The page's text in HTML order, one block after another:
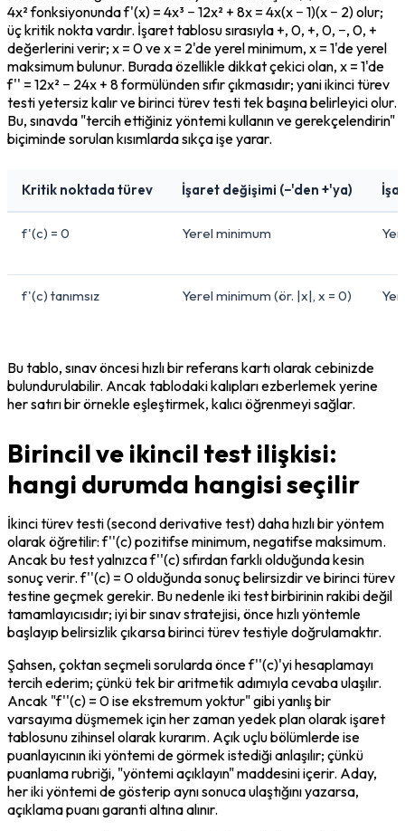
4x² fonksiyonunda f'(x) = 4x³ − 12x² + 8x = 4x(x − 1)(x − 2) olur;
üç kritik nokta vardır. İşaret tablosu sırasıyla +, 0, +, 0, −, 0, +
değerlerini verir; x = 0 ve x = 2'de yerel minimum, x = 1'de yerel
maksimum bulunur. Burada özellikle dikkat çekici olan, x = 1'de
f'' = 12x² − 24x + 8 formülünden sıfır çıkmasıdır; yani ikinci türev
testi yetersiz kalır ve birinci türev testi tek başına belirleyici olur.
Bu, sınavda "tercih ettiğiniz yöntemi kullanın ve gerekçelendirin"
biçiminde sorulan kısımlarda sıkça işe yarar.
Kritik noktada türev İşaret değişimi (−'den +'ya)
f'(c) = 0 Yerel minimum
f'(c) tanımsız Yerel minimum (ör. |x|, x = 0)
Bu tablo, sınav öncesi hızlı bir referans kartı olarak cebinizde
bulundurulabilir. Ancak tablodaki kalıpları ezberlemek yerine
her satırı bir örnekle eşleştirmek, kalıcı öğrenmeyi sağlar.
Birincil ve ikincil test ilişkisi:
hangi durumda hangisi seçilir
İkinci türev testi (second derivative test) daha hızlı bir yöntem
olarak öğretilir: f''(c) pozitifse minimum, negatifse maksimum.
Ancak bu test yalnızca f''(c) sıfırdan farklı olduğunda kesin
sonuç verir. f''(c) = 0 olduğunda sonuç belirsizdir ve birinci türev
testine geçmek gerekir. Bu nedenle iki test birbirinin rakibi değil
tamamlayıcısıdır; iyi bir sınav stratejisi, önce hızlı yöntemle
başlayıp belirsizlik çıkarsa birinci türev testiyle doğrulamaktır.
Şahsen, çoktan seçmeli sorularda önce f''(c)'yi hesaplamayı
tercih ederim; çünkü tek bir aritmetik adımıyla cevaba ulaşılır.
Ancak "f''(c) = 0 ise ekstremum yoktur" gibi yanlış bir
varsayıma düşmemek için her zaman yedek plan olarak işaret
tablosunu zihinsel olarak kurarım. Açık uçlu bölümlerde ise
puanlayıcının iki yöntemi de görmek istediği anlaşılır; çünkü
puanlama rubriği, "yöntemi açıklayın" maddesini içerir. Aday,
her iki yöntemi de gösterip aynı sonuca ulaştığını yazarsa,
açıklama puanı garanti altına alınır.